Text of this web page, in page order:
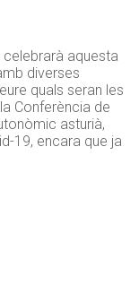
celebrarà aquesta
diverses
quals seran les
Conferència de
asturià,
19, encara que ja